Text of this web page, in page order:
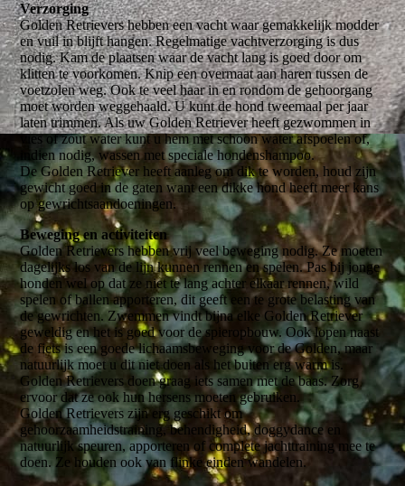
Verzorging
Golden Retrievers hebben een vacht waar gemakkelijk modder
en vuil in blijft hangen. Regelmatige vachtverzorging is dus
nodig. Kam de plaatsen waar de vacht lang is goed door om
klitten te voorkomen. Knip een overmaat aan haren tussen de
voetzolen weg. Ook te veel haar in en rondom de gehoorgang
moet worden weggehaald. U kunt de hond tweemaal per jaar
laten trimmen. Als uw Golden Retriever heeft gezwommen in
vies of zout water kunt u hem met schoon water afspoelen of,
indien nodig, wassen met speciale hondenshampoo.
De Golden Retriever heeft aanleg om dik te worden, houd zijn
gewicht goed in de gaten want een dikke hond heeft meer kans
op gewrichtsaandoeningen.
Beweging en activiteiten
Golden Retrievers hebben vrij veel beweging nodig. Ze moeten
dagelijks los van de lijn kunnen rennen en spelen. Pas bij jonge
honden wel op dat ze niet te lang achter elkaar rennen, wild
spelen of ballen apporteren, dit geeft een te grote belasting van
de gewrichten. Zwemmen vindt bijna elke Golden Retriever
geweldig en het is goed voor de spieropbouw. Ook lopen naast
de fiets is een goede lichaamsbeweging voor de Golden, maar
natuurlijk moet u dit niet doen als het buiten erg warm is.
Golden Retrievers doen graag iets samen met de baas. Zorg
ervoor dat ze ook hun hersens moeten gebruiken.
Golden Retrievers zijn erg geschikt om
gehoorzaamheidstraining, behendigheid, doggydance en
natuurlijk speuren, apporteren of complete jachttraining mee te
doen. Ze houden ook van flinke einden wandelen.